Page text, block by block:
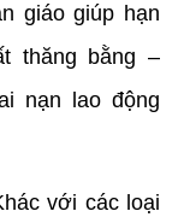
giáo giúp hạn
thăng bằng –
nạn lao động
với các loại